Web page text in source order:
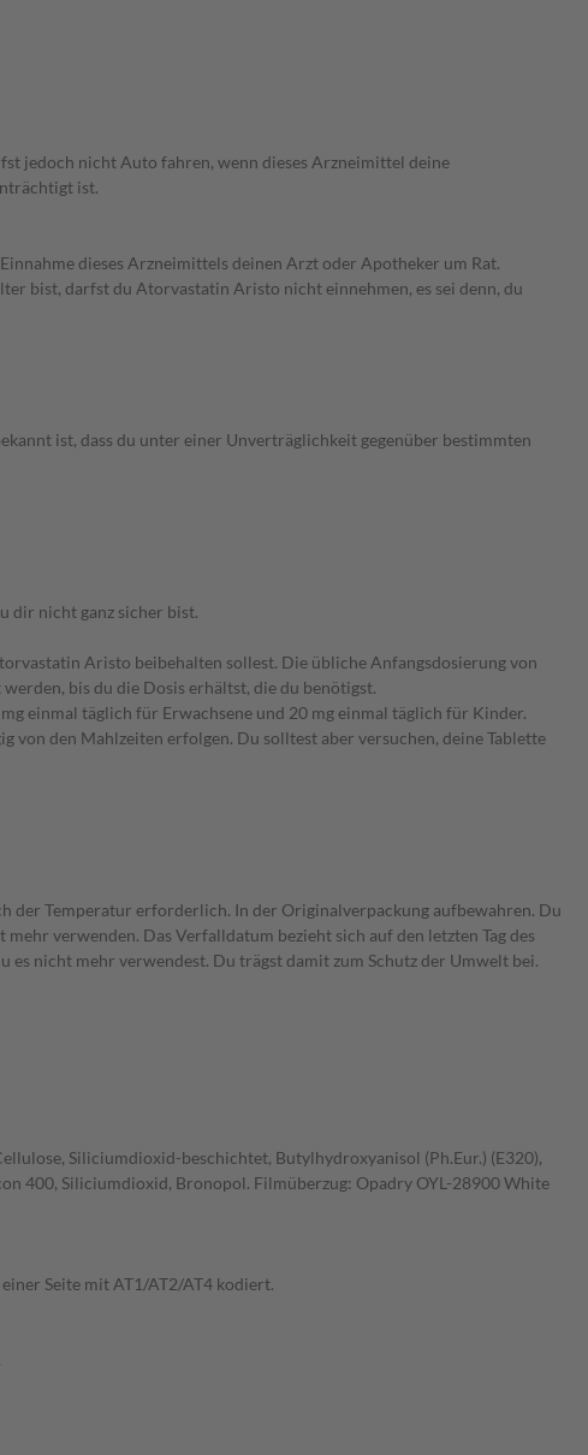
jedoch nicht Auto fahren, wenn dieses Arzneimittel deine
ist.
dieses Arzneimittels deinen Arzt oder Apotheker um Rat.
bist, darfst du Atorvastatin Aristo nicht einnehmen, es sei denn, du
ist, dass du unter einer Unverträglichkeit gegenüber bestimmten
dir nicht ganz sicher bist.
Aristo beibehalten sollest. Die übliche Anfangsdosierung von
bis du die Dosis erhältst, die du benötigst.
einmal täglich für Erwachsene und 20 mg einmal täglich für Kinder.
von den Mahlzeiten erfolgen. Du solltest aber versuchen, deine Tablette
der Temperatur erforderlich. In der Originalverpackung aufbewahren. Du
verwenden. Das Verfalldatum bezieht sich auf den letzten Tag des
nicht mehr verwendest. Du trägst damit zum Schutz der Umwelt bei.
Siliciumdioxid-beschichtet, Butylhydroxyanisol (Ph.Eur.) (E320),
400, Siliciumdioxid, Bronopol. Filmüberzug: Opadry OYL-28900 White
Seite mit AT1/AT2/AT4 kodiert.